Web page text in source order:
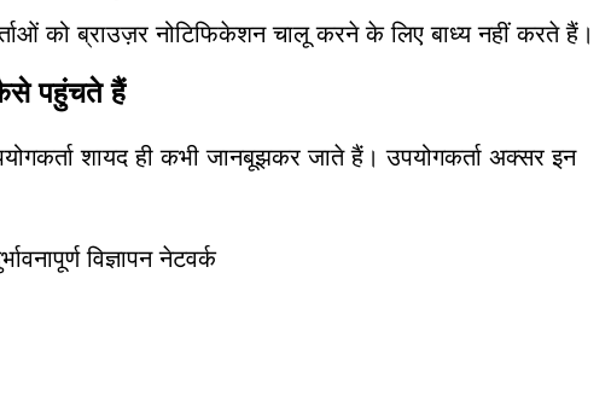
को ब्राउज़र नोटिफिकेशन चालू करने के लिए बाध्य नहीं करते हैं।
पहुंचते हैं
शायद ही कभी जानबूझकर जाते हैं। उपयोगकर्ता अक्सर इन
विज्ञापन नेटवर्क